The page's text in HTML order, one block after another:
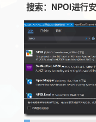
搜索：NPOI进行安